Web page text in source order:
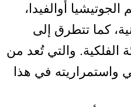
أوالفيدا،
كما تتطرق إلى
الفلكية. والتي تُعد من
واستمراريته في هذا